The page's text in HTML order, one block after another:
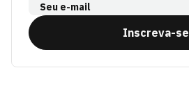
Seu e-mail
Inscreva-se